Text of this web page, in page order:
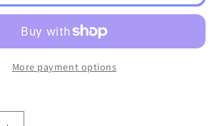
More payment options